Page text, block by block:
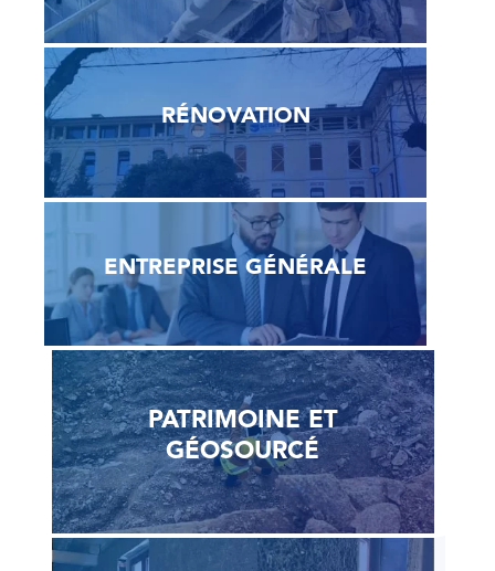
RÉNOVATION
ENTREPRISE GÉNÉRALE
PATRIMOINE ET
GÉOSOURCÉ